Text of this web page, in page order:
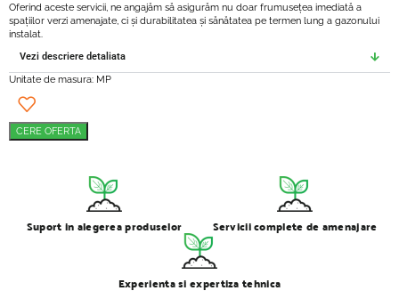
Oferind aceste servicii, ne angajăm să asigurăm nu doar frumusețea imediată a
spațiilor verzi amenajate, ci și durabilitatea și sănătatea pe termen lung a gazonului
instalat.
Vezi descriere detaliata
Unitate de masura: MP
CERE OFERTA
Suport in alegerea produselor Servicii complete de amenajare
Experienta si expertiza tehnica